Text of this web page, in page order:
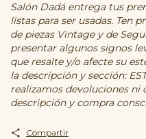
Salón Dadá entrega tus
listas para ser usadas. Ten
de piezas Vintage y de
presentar algunos signos
que resalte y/o afecte su
la descripción y sección:
realizamos devoluciones ni
descripción y compra
Compartir